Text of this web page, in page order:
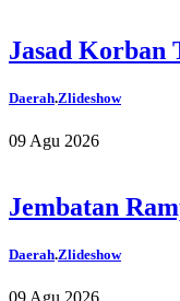
Jasad Korban
Daerah.Zlideshow
09 Agu 2026
Jembatan
Daerah.Zlideshow